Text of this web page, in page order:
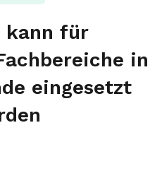
kann für
in
eingesetzt